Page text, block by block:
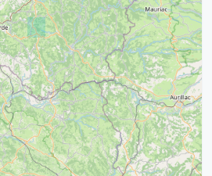
15
21
14
68
43